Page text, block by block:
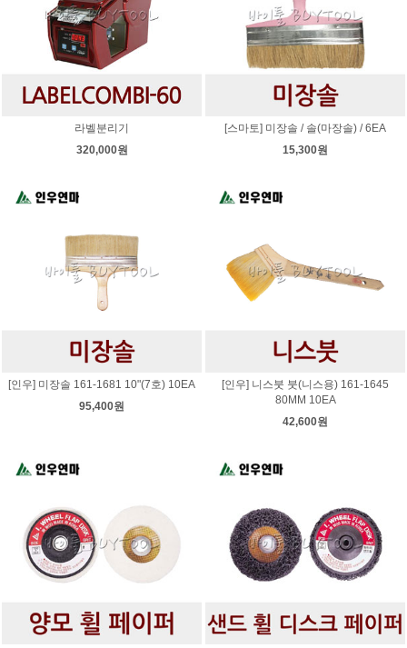
라벨분리기
320,000원
[스마토] 미장솔 / 솔(마장솔) / 6EA
15,300원
[인우] 미장솔 161-1681 10"(7호) 10EA
95,400원
[인우] 니스붓 붓(니스용) 161-1645
80MM 10EA
42,600원